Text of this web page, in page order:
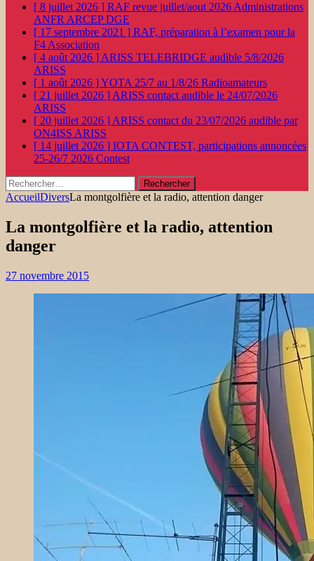
[ 8 juillet 2026 ] RAF revue juillet/aout 2026 Administrations
ANFR ARCEP DGE
[ 17 septembre 2021 ] RAF, préparation à l’examen pour la
F4 Association
[ 4 août 2026 ] ARISS TELEBRIDGE audible 5/8/2026
ARISS
[ 1 août 2026 ]YOTA 25/7 au 1/8/26 Radioamateurs
[ 21 juillet 2026 ] ARISS contact audible le 24/07/2026
ARISS
[ 20 juillet 2026 ] ARISS contact du 23/07/2026 audible par
ON4ISS ARISS
[ 14 juillet 2026 ] IOTA CONTEST, participations annoncées
25-26/7 2026 Contest
Rechercher :
AccueilDiversLa montgolfière et la radio, attention danger
La montgolfière et la radio, attention
danger
27 novembre 2015